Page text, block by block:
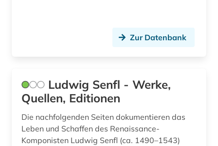
Zur Datenbank
Ludwig Senfl - Werke,
Quellen, Editionen
Die nachfolgenden Seiten dokumentieren das
Leben und Schaffen des Renaissance-
Komponisten Ludwig Senfl (ca. 1490–1543)